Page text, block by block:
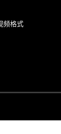
频格式